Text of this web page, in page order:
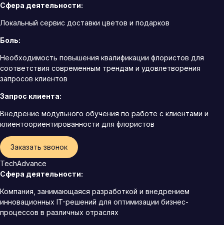
Сфера деятельности:
Локальный сервис доставки цветов и подарков
Боль:
Необходимость повышения квалификации флористов для
соответствия современным трендам и удовлетворения
запросов клиентов
Запрос клиента:
Внедрение модульного обучения по работе с клиентами и
клиентоориентированности для флористов
Заказать звонок
TechAdvance
Сфера деятельности:
Компания, занимающаяся разработкой и внедрением
инновационных IT-решений для оптимизации бизнес-
процессов в различных отраслях